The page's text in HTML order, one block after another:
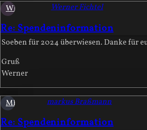
WF
Re: Spendeninformation
Werner Fichtel
Soeben für 2024 überwiesen. Danke für
Gruß
Werner
MB
Re: Spendeninformation
markus Braßmann